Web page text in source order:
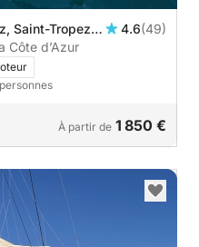
Saint-Tropez,
4.6(49)
Côte d’Azur
À partir de 1 850 €